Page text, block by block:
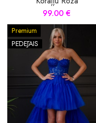
99.00 €
Premium
PĒDĒJAIS